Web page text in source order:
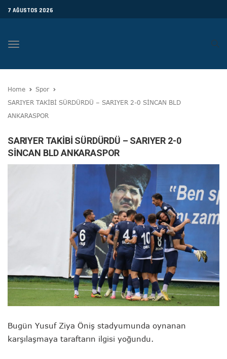
7 AĞUSTOS 2026
Toggle
Home
Spor
SARIYER TAKİBİ SÜRDÜRDÜ – SARIYER 2-0 SİNCAN BLD
ANKARASPOR
SARIYER TAKİBİ SÜRDÜRDÜ – SARIYER 2-0
SİNCAN BLD ANKARASPOR
Bugün Yusuf Ziya Öniş stadyumunda oynanan
karşılaşmaya taraftarın ilgisi yoğundu.